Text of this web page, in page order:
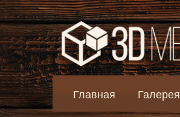
Главная Галерея